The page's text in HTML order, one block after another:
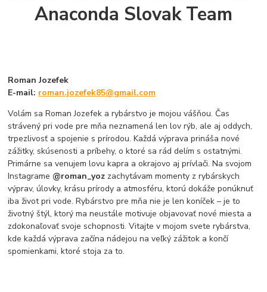
Anaconda Slovak Team
Roman Jozefek
E-mail: roman.jozefek85@gmail.com
Volám sa Roman Jozefek a rybárstvo je mojou vášňou. Čas
strávený pri vode pre mňa neznamená len lov rýb, ale aj oddych,
trpezlivosť a spojenie s prírodou. Každá výprava prináša nové
zážitky, skúsenosti a príbehy, o ktoré sa rád delím s ostatnými.
Primárne sa venujem lovu kapra a okrajovo aj prívlači. Na svojom
Instagrame @roman_yoz zachytávam momenty z rybárskych
výprav, úlovky, krásu prírody a atmosféru, ktorú dokáže ponúknuť
iba život pri vode. Rybárstvo pre mňa nie je len koníček – je to
životný štýl, ktorý ma neustále motivuje objavovať nové miesta a
zdokonaľovať svoje schopnosti. Vitajte v mojom svete rybárstva,
kde každá výprava začína nádejou na veľký zážitok a končí
spomienkami, ktoré stoja za to.